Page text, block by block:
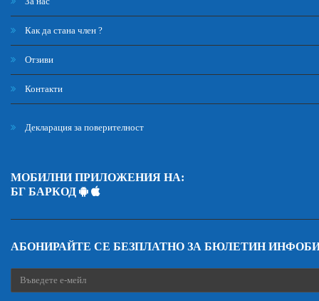
Как да стана член ?
Отзиви
Контакти
Декларация за поверителност
МОБИЛНИ ПРИЛОЖЕНИЯ НА:
БГ БАРКОД
АБОНИРАЙТЕ СЕ БЕЗПЛАТНО ЗА БЮЛЕТИН